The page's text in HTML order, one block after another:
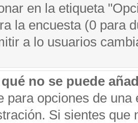
en la etiqueta
la encuesta (0 para
a lo usuarios
no se puede
para opciones de una
Si sientes que